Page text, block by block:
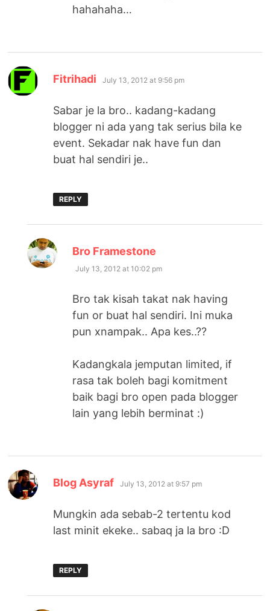
hahahaha…
Fitrihadi says:
July 13, 2012 at 9:56 pm
Sabar je la bro.. kadang-kadang
blogger ni ada yang tak serius bila ke
event. Sekadar nak have fun dan
buat hal sendiri je..
REPLY
Bro Framestone
July 13, 2012 at 10:02 pm
Bro tak kisah takat nak having
fun or buat hal sendiri. Ini muka
pun xnampak.. Apa kes..??
Kadangkala jemputan limited, if
rasa tak boleh bagi komitment
baik bagi bro open pada blogger
lain yang lebih berminat :)
Blog Asyraf says:
July 13, 2012 at 9:57 pm
Mungkin ada sebab-2 tertentu kod
last minit ekeke.. sabaq ja la bro :D
REPLY